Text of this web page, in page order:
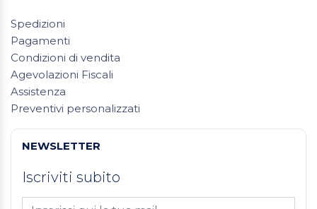
Spedizioni
Pagamenti
Condizioni di vendita
Agevolazioni Fiscali
Assistenza
Preventivi personalizzati
NEWSLETTER
Iscriviti subito